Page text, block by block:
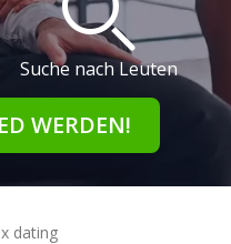
Suche nach Leuten
WERDEN!
dating